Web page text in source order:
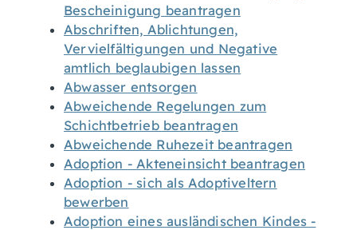
Bescheinigung beantragen
Abschriften, Ablichtungen,
Vervielfältigungen und Negative
amtlich beglaubigen lassen
Abwasser entsorgen
Abweichende Regelungen zum
Schichtbetrieb beantragen
Abweichende Ruhezeit beantragen
Adoption - Akteneinsicht beantragen
Adoption - sich als Adoptiveltern
bewerben
Adoption eines ausländischen Kindes -